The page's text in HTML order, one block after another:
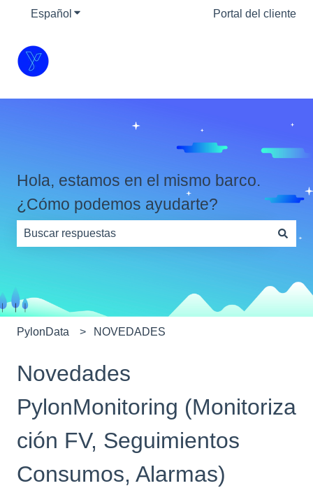
Español Traducciones de Mostrar submenú de
Portal del cliente
Hola, estamos en el mismo barco.
¿Cómo podemos ayudarte?
PylonData NOVEDADES
Novedades
PylonMonitoring (Monitoriza
ción FV, Seguimientos
Consumos, Alarmas)